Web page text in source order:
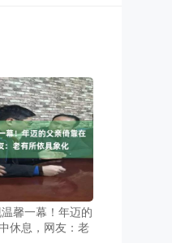
馨一幕！年迈的
休息，网友：老